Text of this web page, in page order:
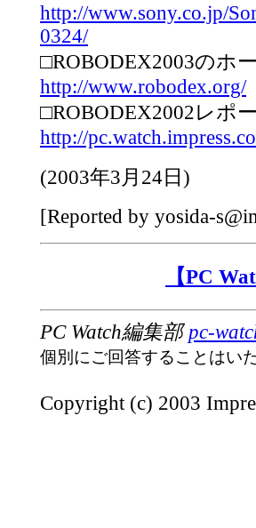
http://www.sony.co.jp/
0324/
□ROBODEX2003のホ
http://www.robodex.org/
□ROBODEX2002レポ
http://
(2003年3月24日 )
[Reported by yosida-
【PC
PC Watch編集部pc-
個別にご回答することはい
Copyright (c) 2003